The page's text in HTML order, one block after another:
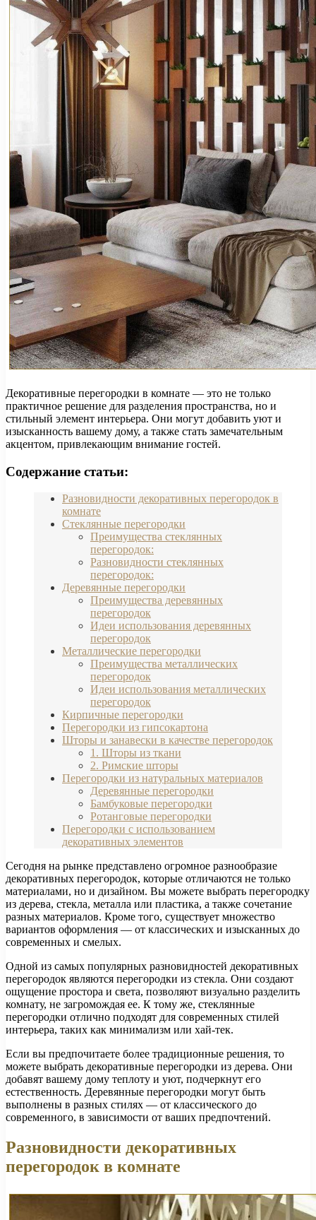
Декоративные перегородки в комнате — это не только
практичное решение для разделения пространства, но и
стильный элемент интерьера. Они могут добавить уют и
изысканность вашему дому, а также стать замечательным
акцентом, привлекающим внимание гостей.
Содержание статьи:
Разновидности декоративных перегородок в
комнате
Стеклянные перегородки
Преимущества стеклянных
перегородок:
Разновидности стеклянных
перегородок:
Деревянные перегородки
Преимущества деревянных
перегородок
Идеи использования деревянных
перегородок
Металлические перегородки
Преимущества металлических
перегородок
Идеи использования металлических
перегородок
Кирпичные перегородки
Перегородки из гипсокартона
Шторы и занавески в качестве перегородок
1. Шторы из ткани
2. Римские шторы
Перегородки из натуральных материалов
Деревянные перегородки
Бамбуковые перегородки
Ротанговые перегородки
Перегородки с использованием
декоративных элементов
Сегодня на рынке представлено огромное разнообразие
декоративных перегородок, которые отличаются не только
материалами, но и дизайном. Вы можете выбрать перегородку
из дерева, стекла, металла или пластика, а также сочетание
разных материалов. Кроме того, существует множество
вариантов оформления — от классических и изысканных до
современных и смелых.
Одной из самых популярных разновидностей декоративных
перегородок являются перегородки из стекла. Они создают
ощущение простора и света, позволяют визуально разделить
комнату, не загромождая ее. К тому же, стеклянные
перегородки отлично подходят для современных стилей
интерьера, таких как минимализм или хай-тек.
Если вы предпочитаете более традиционные решения, то
можете выбрать декоративные перегородки из дерева. Они
добавят вашему дому теплоту и уют, подчеркнут его
естественность. Деревянные перегородки могут быть
выполнены в разных стилях — от классического до
современного, в зависимости от ваших предпочтений.
Разновидности декоративных
перегородок в комнате